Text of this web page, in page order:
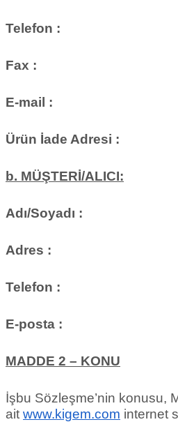
Telefon :
Fax :
E-mail :
Ürün İade Adresi :
b. MÜŞTERİ/ALICI:
Adı/Soyadı :
Adres :
Telefon :
E-posta :
MADDE 2 – KONU
İşbu Sözleşme’nin konusu,
ait www.kigem.com internet